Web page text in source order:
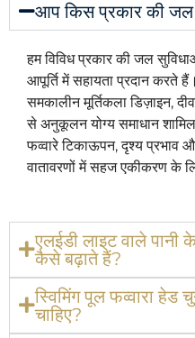
आप किस प्रकार की जल
हम विविध प्रकार की जल
आपूर्ति में सहायता प्रदान करते
समकालीन मूर्तिकला डिज़ाइन,
से अनुकूलन योग्य समाधान
फव्वारे टिकाऊपन, दृश्य प्रभाव
वातावरणों में सहज एकीकरण के
एलईडी लाइट वाले पानी
कैसे बढ़ाते हैं?
स्विमिंग पूल फव्वारा हेड
चाहिए?